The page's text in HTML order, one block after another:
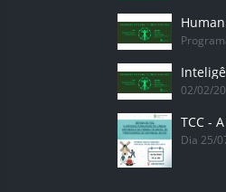
02/02/
Dia 25/